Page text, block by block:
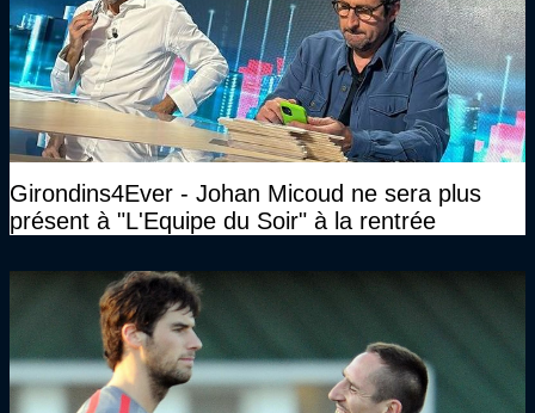
Girondins4Ever - Johan Micoud ne sera plus
présent à "L'Equipe du Soir" à la rentrée